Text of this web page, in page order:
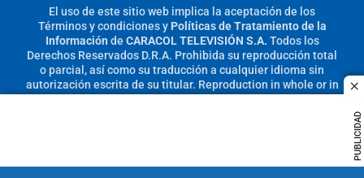
PUBLICIDAD
El uso de este sitio web implica la aceptación de los
Términos y condicionesy Políticas de Tratamiento de la
Información de CARACOL TELEVISIÓN S.A. Todos los
Derechos Reservados D.R.A. Prohibida su reproducción total
o parcial, así como su traducción a cualquier idioma sin
autorización escrita de su titular. Reproduction in whole or in
part, or translation without written permission is prohibited.